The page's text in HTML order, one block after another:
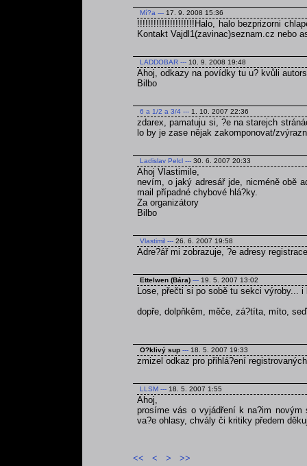
Mí?a --- 17. 9. 2008 15:36
!!!!!!!!!!!!!!!!!!!!!Halo, halo bezprizorni
Kontakt Vajdl1(zavinac)seznam.cz
LADDOBAR --- 10. 9. 2008 19:48
Ahoj, odkazy na povídky tu u? kvůli
Bilbo
6 a 1/2 a 3/4 --- 1. 10. 2007 22:36
zdarex, pamatuju si, ?e na starejch
lo by je zase nějak zakomponovat/
Ladislav Pelcl --- 30. 6. 2007 20:33
Ahoj Vlastimile,
nevím, o jaký adresář jde, nicméně obě
mail případné chybové hlá?ky.
Za organizátory
Bilbo
Vlastimil --- 26. 6. 2007 19:58
Adre?ář mi zobrazuje, ?e adresy
Ettelwen (Bára) --- 19. 5. 2007 13:02
Lose, přečti si po sobě tu sekci výroby...
dopře, dolpňkěm, měče, zá?títa, míto,
O?klivý sup --- 18. 5. 2007 19:33
zmizel odkaz pro přihlá?ení
LLSM --- 18. 5. 2007 1:55
Ahoj,
prosíme vás o vyjádření k na?im novým
va?e ohlasy, chvály či kritiky předem
<< < > >>